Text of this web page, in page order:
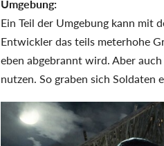
Umgebung:
Ein Teil der Umgebung kann mit
Entwickler das teils meterhohe
eben abgebrannt wird. Aber
nutzen. So graben sich Soldaten